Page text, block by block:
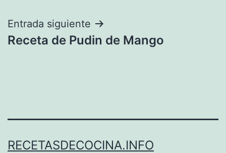
Entrada siguiente
Receta de Pudin de Mango
RECETASDECOCINA.INFO